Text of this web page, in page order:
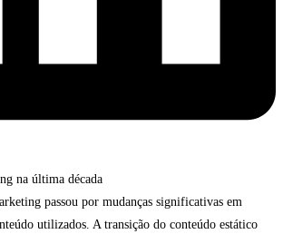
na última década
passou por mudanças significativas em
utilizados. A transição do conteúdo estático